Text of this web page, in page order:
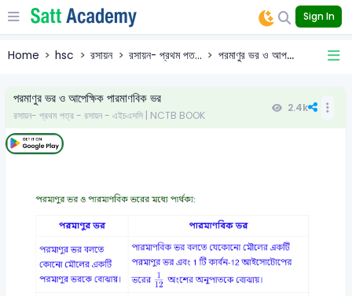
Sign In
Home hsc রসায়ন রসায়ন- প্রথম পত... পরমাণুর ভর ও আপ...
পরমাণুর ভর ও আপেক্ষিক পারমাণবিক ভর
রসায়ন- প্রথম পত্র - রসায়ন - এইচএসসি | NCTB BOOK
2.4k